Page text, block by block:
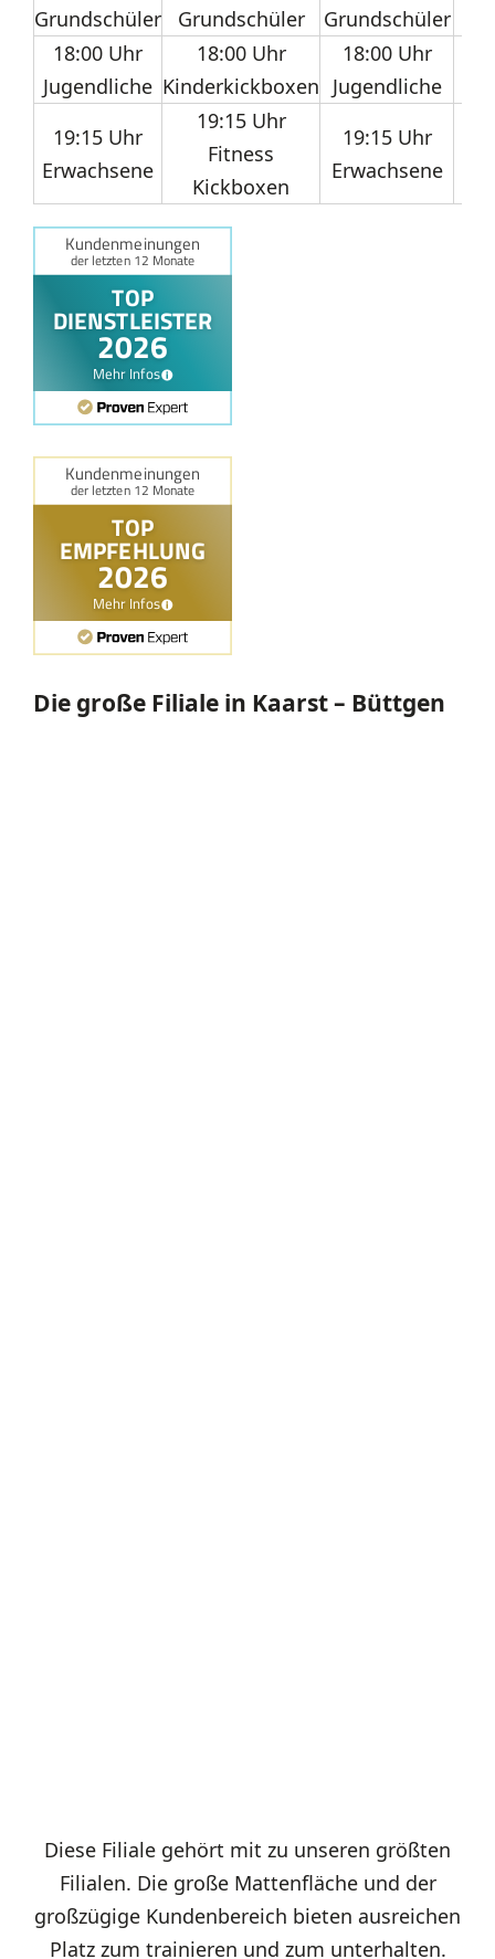
Grundschüler
Grundschüler
Grundschüler
18:00 Uhr
Jugendliche
18:00 Uhr
Kinderkickboxen
18:00 Uhr
Jugendliche
19:15 Uhr
Erwachsene
19:15 Uhr
Fitness
Kickboxen
19:15 Uhr
Erwachsene
Die große Filiale in Kaarst – Büttgen
Diese Filiale gehört mit zu unseren größten
Filialen. Die große Mattenfläche und der
großzügige Kundenbereich bieten ausreichen
Platz zum trainieren und zum unterhalten.